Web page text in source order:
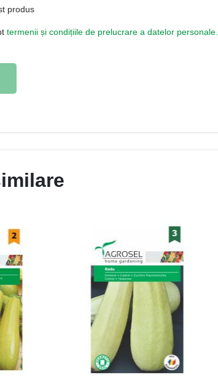
produs
termenii și condițiile de prelucrare a datelor personale.